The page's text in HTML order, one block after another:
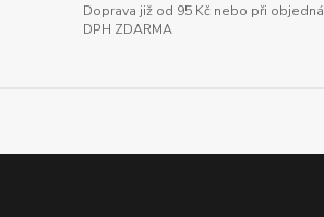
Doprava již od 95 Kč nebo při
DPH ZDARMA